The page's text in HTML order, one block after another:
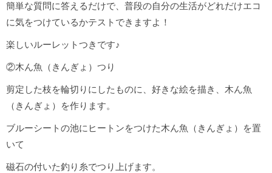
簡単な質問に答えるだけで、普段の自分の生活がどれだけエコ
に気をつけているかテストできますよ！
楽しいルーレットつきです♪
②木ん魚（きんぎょ）つり
剪定した枝を輪切りにしたものに、好きな絵を描き、木ん魚
（きんぎょ）を作ります。
ブルーシートの池にヒートンをつけた木ん魚（きんぎょ）を置
いて
磁石の付いた釣り糸でつり上げます。